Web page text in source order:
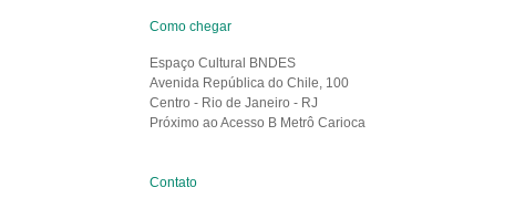
Como chegar
Espaço Cultural BNDES
Avenida República do Chile, 100
Centro - Rio de Janeiro - RJ
Próximo ao Acesso B Metrô Carioca
Contato